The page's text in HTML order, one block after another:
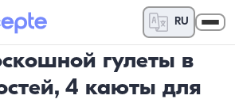
RU
гулеты в
4 каюты для